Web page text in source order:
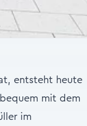
entsteht heute
mit dem
im